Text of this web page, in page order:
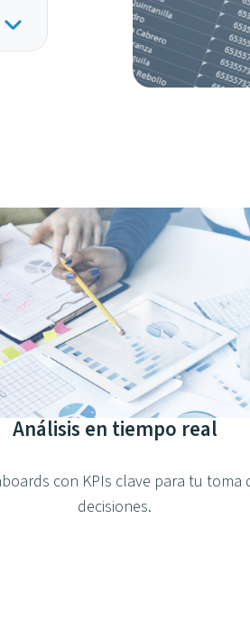
Análisis en tiempo real
con KPIs clave para tu toma
decisiones.